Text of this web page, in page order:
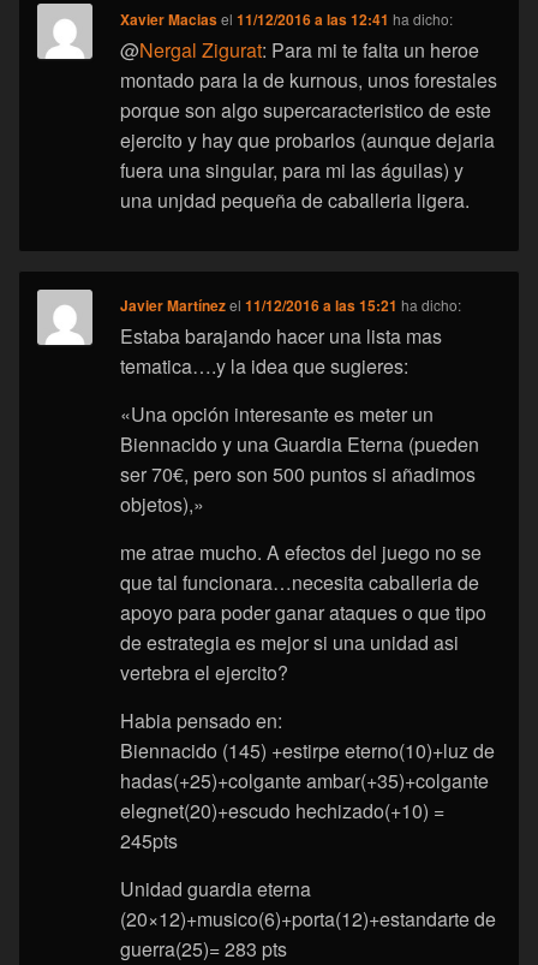
Xavier Maciasel11/12/2016 a las 12:41 ha dicho:
@Nergal Zigurat: Para mi te falta un heroe
montado para la de kurnous, unos forestales
porque son algo supercaracteristico de este
ejercito y hay que probarlos (aunque dejaria
fuera una singular, para mi las águilas) y
una unjdad pequeña de caballeria ligera.
Javier Martínezel11/12/2016 a las 15:21 ha dicho:
Estaba barajando hacer una lista mas
tematica….y la idea que sugieres:
«Una opción interesante es meter un
Biennacido y una Guardia Eterna (pueden
ser 70€, pero son 500 puntos si añadimos
objetos),»
me atrae mucho. A efectos del juego no se
que tal funcionara…necesita caballeria de
apoyo para poder ganar ataques o que tipo
de estrategia es mejor si una unidad asi
vertebra el ejercito?
Habia pensado en:
Biennacido (145) +estirpe eterno(10)+luz de
hadas(+25)+colgante ambar(+35)+colgante
elegnet(20)+escudo hechizado(+10) =
245pts
Unidad guardia eterna
(20×12)+musico(6)+porta(12)+estandarte de
guerra(25)= 283 pts